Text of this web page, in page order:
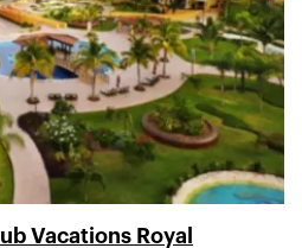
Vacations Royal